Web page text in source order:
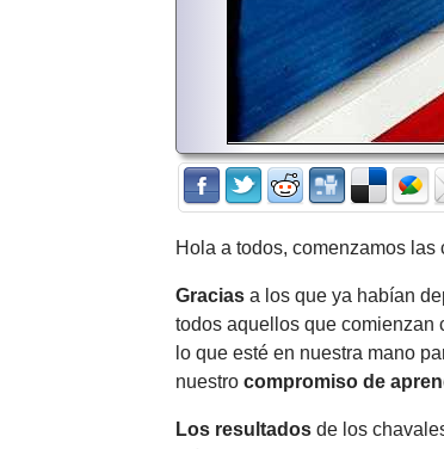
Hola a todos, comenzamos las
Gracias a los que ya habían
todos aquellos que comienzan
lo que esté en nuestra mano
nuestro compromiso de
Los resultados de los